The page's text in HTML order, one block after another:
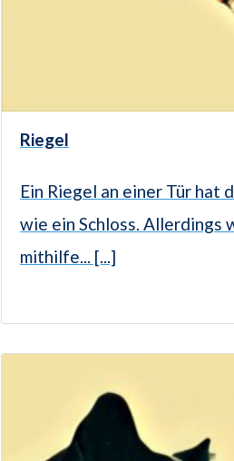
Riegel
Ein Riegel an einer Tür hat
wie ein Schloss. Allerdings
mithilfe... [...]